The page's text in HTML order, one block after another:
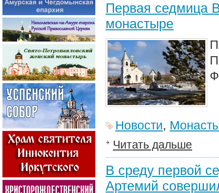
Первая седмица
монастыре
Новости,
Читать дальше
В среду первой
Артемий